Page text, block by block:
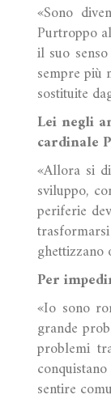
«Sono
Purtroppo
il suo
sempre più
sostituite
Lei negli
cardinale
«Allora si
sviluppo,
periferie
ghettizzano
Per
«Io sono
grande
problemi
sentire